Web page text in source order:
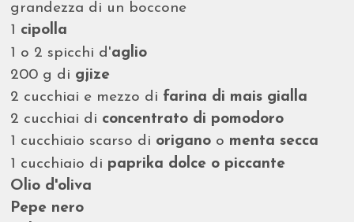
grandezza di un boccone
1 cipolla
1 o 2 spicchi d'aglio
200 g di gjize
2 cucchiai e mezzo di farina di mais gialla
2 cucchiai di concentrato di pomodoro
1 cucchiaio scarso di origano o menta secca
1 cucchiaio di paprika dolce o piccante
Olio d'oliva
Pepe nero